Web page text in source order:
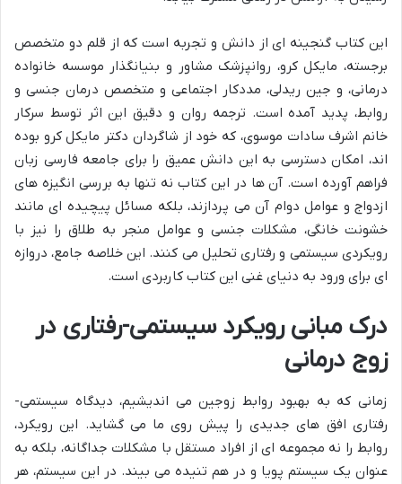
این کتاب گنجینه ای از دانش و تجربه است که از قلم دو متخصص
برجسته، مایکل کرو، روانپزشک مشاور و بنیانگذار موسسه خانواده
درمانی، و جین ریدلی، مددکار اجتماعی و متخصص درمان جنسی و
روابط، پدید آمده است. ترجمه روان و دقیق این اثر توسط سرکار
خانم اشرف سادات موسوی، که خود از شاگردان دکتر مایکل کرو بوده
اند، امکان دسترسی به این دانش عمیق را برای جامعه فارسی زبان
فراهم آورده است. آن ها در این کتاب نه تنها به بررسی انگیزه های
ازدواج و عوامل دوام آن می پردازند، بلکه مسائل پیچیده ای مانند
خشونت خانگی، مشکلات جنسی و عوامل منجر به طلاق را نیز با
رویکردی سیستمی و رفتاری تحلیل می کنند. این خلاصه جامع، دروازه
ای برای ورود به دنیای غنی این کتاب کاربردی است.
درک مبانی رویکرد سیستمی-رفتاری در
زوج درمانی
زمانی که به بهبود روابط زوجین می اندیشیم، دیدگاه سیستمی-
رفتاری افق های جدیدی را پیش روی ما می گشاید. این رویکرد،
روابط را نه مجموعه ای از افراد مستقل با مشکلات جداگانه، بلکه به
عنوان یک سیستم پویا و در هم تنیده می بیند. در این سیستم، هر